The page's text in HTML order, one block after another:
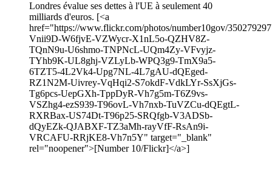
Londres évalue ses dettes à l'UE à seulement 40
milliards d'euros. [<a
href="https://www.flickr.com/photos/number10gov/
Vnii9D-W6fjvE-VZWycr-X1nL5o-QZHV8Z-
TQnN9u-U6shmo-TNPNcL-UQm4Zy-VFvyjz-
TYhb9K-UL8ghj-VZLyLb-WPQ3g9-TmX9a5-
6TZT5-4L2Vk4-Upg7NL-4L7gAU-dQEged-
RZ1N2M-Uivrey-VqHqi2-S7okdF-VdkLYr-SsXjGs-
Tg6pcs-UepGXh-TppDyR-Vh7g5m-T6Z9vs-
VSZhg4-ezS939-T96ovL-Vh7nxb-TuVZCu-dQEgtL-
RXRBax-US74Dt-T96p25-SRQfgb-V3ADSb-
dQyEZk-QJABXF-TZ3aMh-rayVfF-RsAn9i-
VRCAFU-RRjKE8-Vh7n5Y" target="_blank"
rel="noopener">[Number 10/Flickr]</a>]